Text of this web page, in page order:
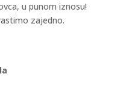
u punom iznosu!
zajedno.